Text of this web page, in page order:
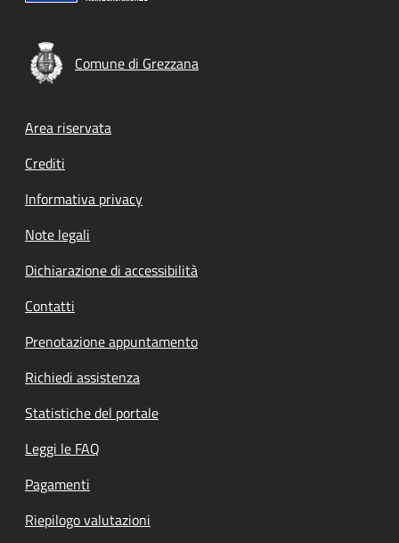
Comune di Grezzana
Footer menu
Area riservata
Crediti
Informativa privacy
Note legali
Dichiarazione di accessibilità
Contatti
Prenotazione appuntamento
Richiedi assistenza
Statistiche del portale
Leggi le FAQ
Pagamenti
Riepilogo valutazioni